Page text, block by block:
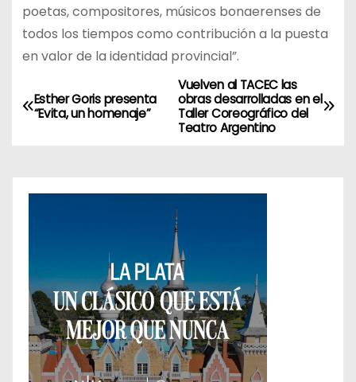
poetas, compositores, músicos bonaerenses de
todos los tiempos como contribución a la puesta
en valor de la identidad provincial”.
N
e
c
ó
Vuelven al TACEC las
obras desarrolladas en el
Taller Coreográfico del
Teatro Argentino
Esther Goris presenta
“Evita, un homenaje”